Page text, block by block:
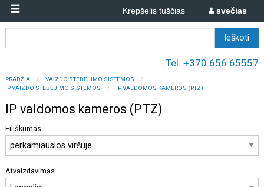
svečias
Krepšelis tuščias
Tel. +370 656 65557
PRADŽIA
VAIZDO STEBĖJIMO SISTEMOS
IP VAIZDO STEBĖJIMO SISTEMOS
IP VALDOMOS KAMEROS (PTZ)
IP valdomos kameros (PTZ)
Eiliškumas
Atvaizdavimas